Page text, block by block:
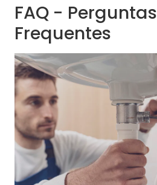
FAQ - Perguntas
Frequentes